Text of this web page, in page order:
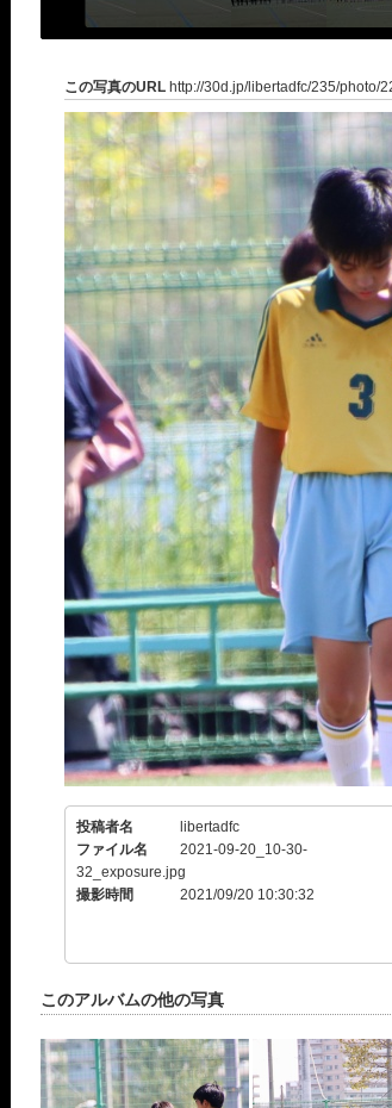
この写真のURL http://30d.jp/libertadfc/235/photo/
投稿者名
libertadfc
ファイル名
2021-09-20_10-30-
32_exposure.jpg
撮影時間
2021/09/20 10:30:32
このアルバムの他の写真